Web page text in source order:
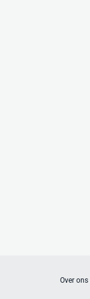
Over ons